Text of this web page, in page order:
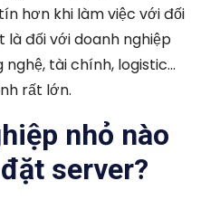
hơn khi làm việc với đối
là đối với doanh nghiệp
tài chính, logistic…
rất lớn.
nhỏ nào
server?